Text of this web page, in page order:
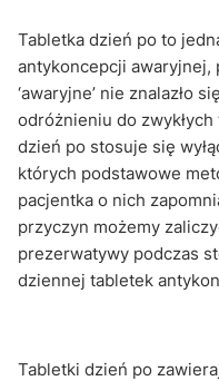
Tabletka dzień po to
antykoncepcji awaryjnej,
‘awaryjne’ nie znalazło
odróżnieniu do
dzień po stosuje się
których podstawowe
pacjentka o nich
przyczyn możemy
prezerwatywy podczas
dziennej tabletek
Tabletki dzień po